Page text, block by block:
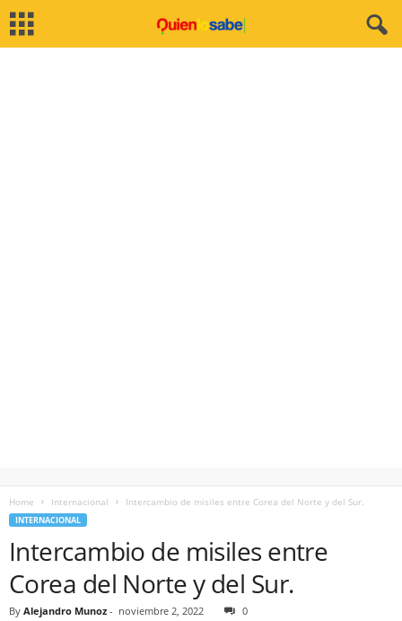
Home Internacional Intercambio de misiles entre Corea del Norte y del Sur.
INTERNACIONAL
Intercambio de misiles entre
Corea del Norte y del Sur.
By Alejandro Munoz - noviembre 2, 2022 0